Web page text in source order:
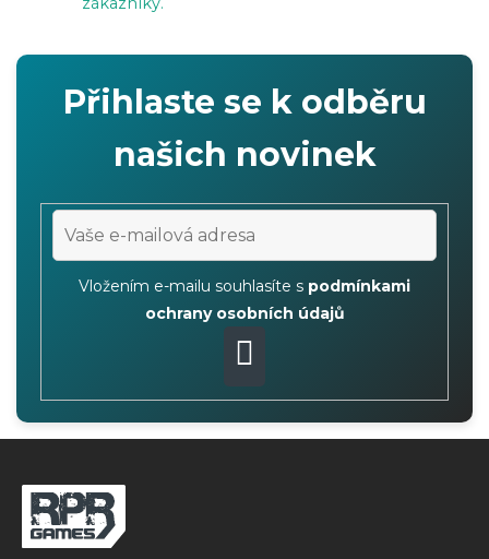
s
Přihlaste se k odběru
našich novinek
Vložením e-mailu souhlasíte s podmínkami
ochrany osobních údajů
PŘIHLÁSIT
SE